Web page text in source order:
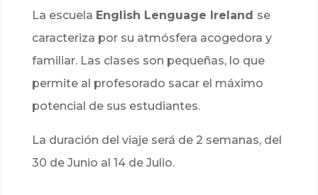
La escuela English Lenguage Ireland se
caracteriza por su atmósfera acogedora y
familiar. Las clases son pequeñas, lo que
permite al profesorado sacar el máximo
potencial de sus estudiantes.
La duración del viaje será de 2 semanas, del
30 de Junio al 14 de Julio.